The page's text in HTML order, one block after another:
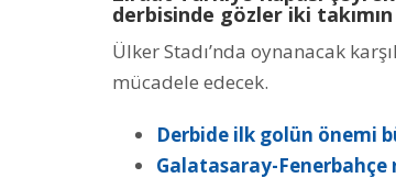
derbisinde gözler iki
Ülker Stadı’nda oynanacak
mücadele edecek.
Derbide ilk golün önemi
Galatasaray-